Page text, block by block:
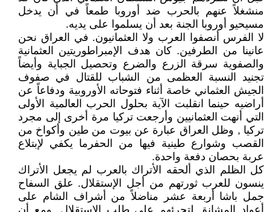
منشغلاً عنهم بالحرب ضد أوروبا طمعاً في أن يدخل
مسيحيو أوروبا الجنة بعد أن يسلموا على يديه.
لا الفرس أنصفوا العرب ولا العثمانيون. في العراق نحن
عانينا من الطرفين. كان هدف الإمبراطوريتين العثمانية
والصفوية سرقة الزرع والضرع وتحصيل الجباية وأيضاً
تجنيد النسبة العظمى من الشباب للقتال في صفوف
الجيش العثماني خاصة أثناء فتوحاته الأوروبية ودفاعاً عن
أراضيه حينما انقلبت الآية بحلول الحرب العالمية الأولى
التي أنهت العثمانيين وأرجعت تركيا مرة أخرى إلى مجرد
تركيا , وظل العراق عبارة عن بيوت من طين وأكواخ من
القصب وشوارع طينية فيها من الحفرما يكفي لإبتلاع
عربة بحصان دفعة واحدة.
كل الظلم الذي ألحقه الأتراك بالعرب لم يجعل الأتراك
ينسون للعرب ثورتهم من أجل الإستقلال. علق السفاح
جمل باشا أربعة عشر مناضلاً من أشراف الشام على